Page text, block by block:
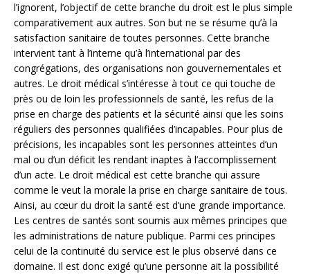
l’ignorent, l’objectif de cette branche du droit est le plus simple
comparativement aux autres. Son but ne se résume qu’à la
satisfaction sanitaire de toutes personnes. Cette branche
intervient tant à l’interne qu’à l’international par des
congrégations, des organisations non gouvernementales et
autres. Le droit médical s’intéresse à tout ce qui touche de
près ou de loin les professionnels de santé, les refus de la
prise en charge des patients et la sécurité ainsi que les soins
réguliers des personnes qualifiées d’incapables. Pour plus de
précisions, les incapables sont les personnes atteintes d’un
mal ou d’un déficit les rendant inaptes à l’accomplissement
d’un acte. Le droit médical est cette branche qui assure
comme le veut la morale la prise en charge sanitaire de tous.
Ainsi, au cœur du droit la santé est d’une grande importance.
Les centres de santés sont soumis aux mêmes principes que
les administrations de nature publique. Parmi ces principes
celui de la continuité du service est le plus observé dans ce
domaine. Il est donc exigé qu’une personne ait la possibilité